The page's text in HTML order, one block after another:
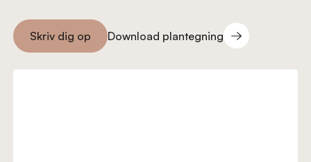
Skriv dig op
Skriv dig op
Download plantegning
Download plantegning